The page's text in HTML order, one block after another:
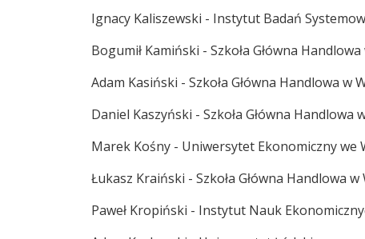
Ignacy Kaliszewski - Instytut Badań
Bogumił Kamiński - Szkoła Główna
Adam Kasiński - Szkoła Główna Handlowa w
Daniel Kaszyński - Szkoła Główna Handlowa
Marek Kośny - Uniwersytet Ekonomiczny we
Łukasz Kraiński - Szkoła Główna Handlowa w
Paweł Kropiński - Instytut Nauk